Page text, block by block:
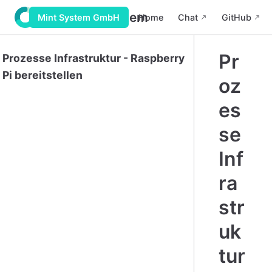
Wiki Mint System
Mint System GmbH Home Chat GitHub
Prozesse Infrastruktur - Raspberry
Pi bereitstellen
Pr
oz
es
se
Inf
ra
str
uk
tur